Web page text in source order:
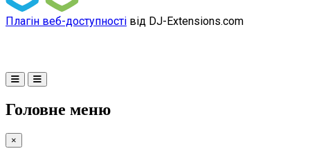
Плагін веб-доступності від DJ-Extensions.com
Головне меню
×